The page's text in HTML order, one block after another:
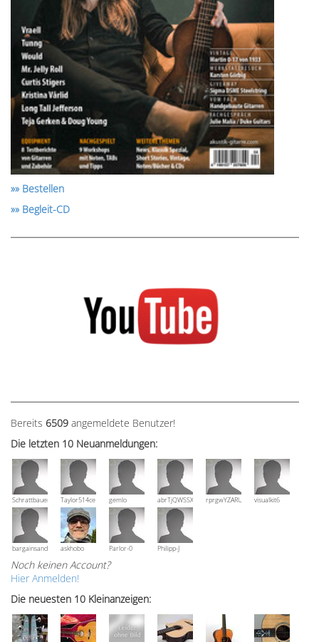
»» Bestellen
»» Begleit-CD
Bereits 6509 angemeldete Benutzer!
Die letzten 10 Neuanmeldungen:
Schrattbauer Taylor514ce gemlo abrTjQWSSXuVznPolErprgwYZARUTZQyCWESpD
visualkit6
bargainsandmoreaskhobo Parlor-0 Philipp-J
Noch keinen Account?
Hier Anmelden!
Die neuesten 10 Kleinanzeigen: